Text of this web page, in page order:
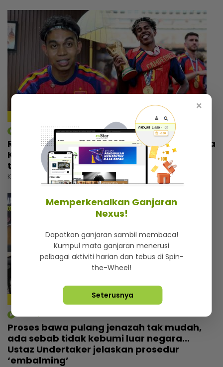
mStar | Berita
Rezeki wajah seiras Lamine Yamal, pemuda
Kelantan tak sia-siakan peluang... Banyak
tawaran reviu, ramai nak bergambar
Khamis, 30 Julai 2026 5:00 PM
mStar | Berita
Proses bawa pulang jenazah tak mudah,
ada sebab tidak kebumi luar negara...
Ustaz Undertaker jelaskan prosedur
‘embalming’
×
Memperkenalkan Ganjaran
Nexus!
Dapatkan ganjaran sambil membaca!
Kumpul mata ganjaran menerusi
pelbagai aktiviti harian dan tebus di Spin-
the-Wheel!
Seterusnya